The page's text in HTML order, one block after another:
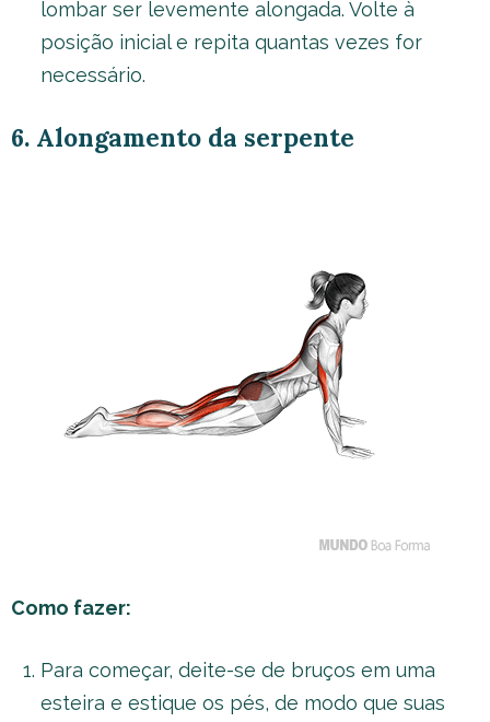
lombar ser levemente alongada. Volte à
posição inicial e repita quantas vezes for
necessário.
6. Alongamento da serpente
Como fazer:
Para começar, deite-se de bruços em uma
esteira e estique os pés, de modo que suas